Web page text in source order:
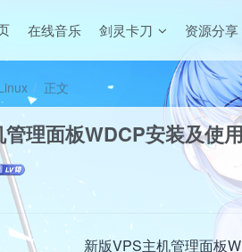
在线音乐 剑灵卡刀 资源分享
正文
理面板WDCP安装及使